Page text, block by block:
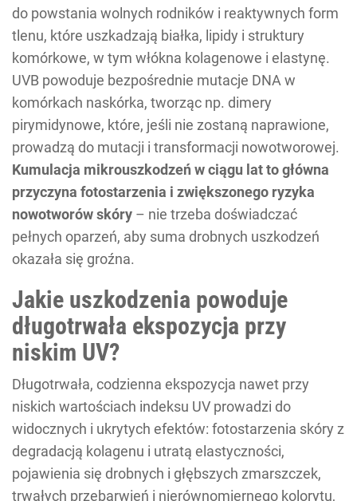
do powstania wolnych rodników i reaktywnych form
tlenu, które uszkadzają białka, lipidy i struktury
komórkowe, w tym włókna kolagenowe i elastynę.
UVB powoduje bezpośrednie mutacje DNA w
komórkach naskórka, tworząc np. dimery
pirymidynowe, które, jeśli nie zostaną naprawione,
prowadzą do mutacji i transformacji nowotworowej.
Kumulacja mikrouszkodzeń w ciągu lat to główna
przyczyna fotostarzenia i zwiększonego ryzyka
nowotworów skóry – nie trzeba doświadczać
pełnych oparzeń, aby suma drobnych uszkodzeń
okazała się groźna.
Jakie uszkodzenia powoduje
długotrwała ekspozycja przy
niskim UV?
Długotrwała, codzienna ekspozycja nawet przy
niskich wartościach indeksu UV prowadzi do
widocznych i ukrytych efektów: fotostarzenia skóry z
degradacją kolagenu i utratą elastyczności,
pojawienia się drobnych i głębszych zmarszczek,
trwałych przebarwień i nierównomiernego kolorytu,